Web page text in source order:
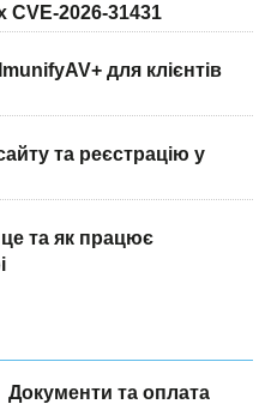
CVE-2026-31431
для клієнтів
та реєстрацію у
це та як працює
Документи та оплата